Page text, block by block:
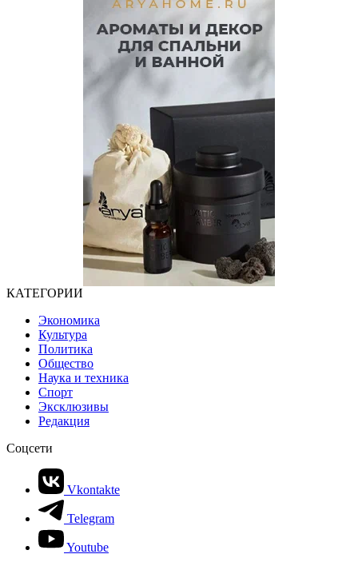
КАТЕГОРИИ
Экономика
Культура
Политика
Общество
Наука и техника
Спорт
Эксклюзивы
Редакция
Соцсети
Vkontakte
Telegram
Youtube